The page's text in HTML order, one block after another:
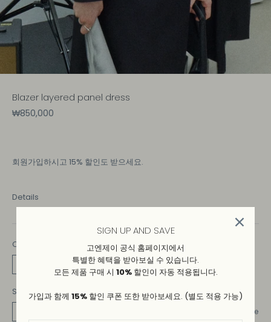
Blazer layered panel dress
₩850,000
회원가입하시고 15% 할인도 받으세요.
Details
COLOR
SIZE
Size Guide
SIGN UP AND SAVE
고엔제이 공식 홈페이지에서
특별한 혜택을 받아보실 수 있습니다.
모든 제품 구매 시 10%할인이 자동 적용됩니다.
가입과 함께 15% 할인 쿠폰 또한 받아보세요. (별도 적용 가능)